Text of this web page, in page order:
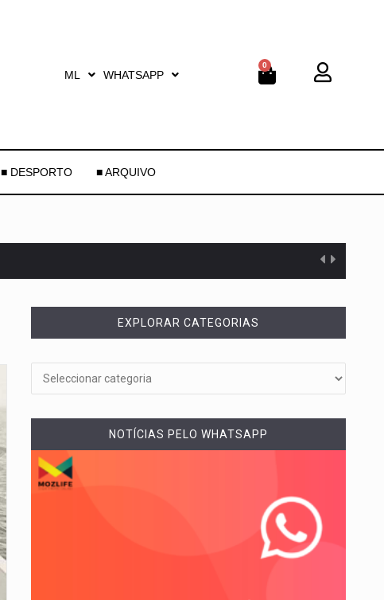
ML WHATSAPP
0
■ DESPORTO ■ ARQUIVO
EXPLORAR CATEGORIAS
NOTÍCIAS PELO WHATSAPP